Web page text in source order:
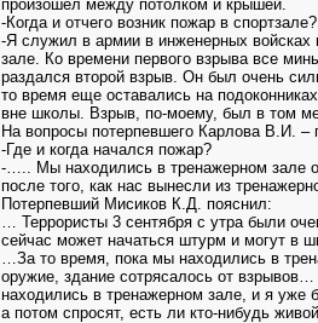
произошел между потолком и крышей.
-Когда и отчего возник пожар в спортзале?
-Я служил в армии в инженерных войсках
зале. Ко времени первого взрыва все
раздался второй взрыв. Он был очень
то время еще оставались на
вне школы. Взрыв, по-моему, был в том
На вопросы потерпевшего Карлова В.И.
-Где и когда начался пожар?
-….. Мы находились в тренажерном зале
после того, как нас вынесли из
Потерпевший Мисиков К.Д. пояснил:
… Террористы 3 сентября с утра были
сейчас может начаться штурм и могут в
…За то время, пока мы находились в
оружие, здание сотрясалось от
находились в тренажерном зале, и я уже
а потом спросят, есть ли кто-нибудь